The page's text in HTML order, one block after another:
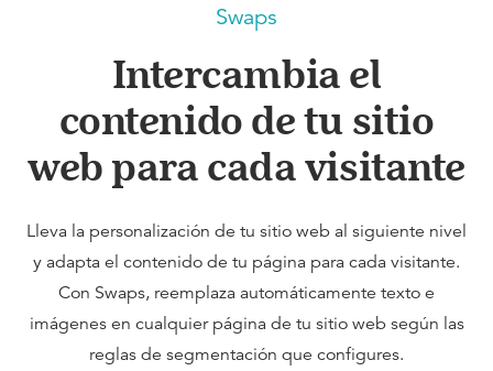
Swaps
Intercambia el
contenido de tu sitio
web para cada visitante
Lleva la personalización de tu sitio web al siguiente nivel
y adapta el contenido de tu página para cada visitante.
Con Swaps, reemplaza automáticamente texto e
imágenes en cualquier página de tu sitio web según las
reglas de segmentación que configures.